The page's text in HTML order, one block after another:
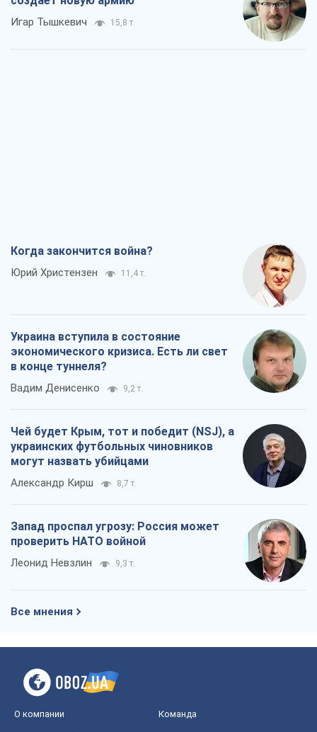
Игар Тышкевич 15,8 т.
Когда закончится война?
Юрий Христензен 11,4 т.
Украина вступила в состояние
экономического кризиса. Есть ли свет
в конце туннеля?
Вадим Денисенко 9,2 т.
Чей будет Крым, тот и победит (NSJ), а
украинских футбольных чиновников
могут назвать убийцами
Александр Кирш 8,7 т.
Запад проспал угрозу: Россия может
проверить НАТО войной
Леонид Невзлин 9,3 т.
Все мнения
О компании Команда